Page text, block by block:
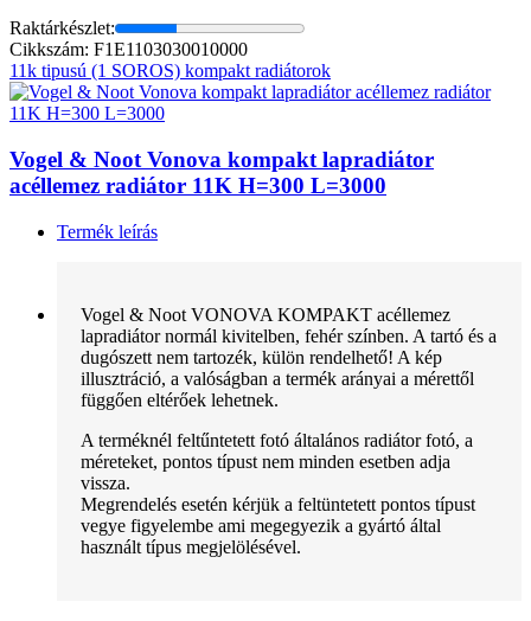
Raktárkészlet:
Cikkszám: F1E1103030010000
11k tipusú (1 SOROS) kompakt radiátorok
Vogel & Noot Vonova kompakt lapradiátor
acéllemez radiátor 11K H=300 L=3000
Termék leírás
Vogel & Noot VONOVA KOMPAKT acéllemez
lapradiátor normál kivitelben, fehér színben. A tartó és a
dugószett nem tartozék, külön rendelhető! A kép
illusztráció, a valóságban a termék arányai a mérettől
függően eltérőek lehetnek.
A terméknél feltűntetett fotó általános radiátor fotó, a
méreteket, pontos típust nem minden esetben adja
vissza.
Megrendelés esetén kérjük a feltüntetett pontos típust
vegye figyelembe ami megegyezik a gyártó által
használt típus megjelölésével.